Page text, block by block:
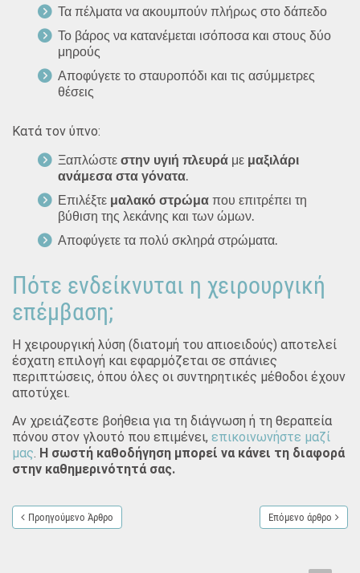
Τα πέλματα να ακουμπούν πλήρως στο δάπεδο
Το βάρος να κατανέμεται ισόποσα και στους δύο
μηρούς
Αποφύγετε το σταυροπόδι και τις ασύμμετρες
θέσεις
Κατά τον ύπνο:
Ξαπλώστε στην υγιή πλευρά με μαξιλάρι
ανάμεσα στα γόνατα.
Επιλέξτε μαλακό στρώμα που επιτρέπει τη
βύθιση της λεκάνης και των ώμων.
Αποφύγετε τα πολύ σκληρά στρώματα.
Πότε ενδείκνυται η χειρουργική
επέμβαση;
Η χειρουργική λύση (διατομή του απιοειδούς) αποτελεί
έσχατη επιλογή και εφαρμόζεται σε σπάνιες
περιπτώσεις, όπου όλες οι συντηρητικές μέθοδοι έχουν
αποτύχει.
Αν χρειάζεστε βοήθεια για τη διάγνωση ή τη θεραπεία
πόνου στον γλουτό που επιμένει, επικοινωνήστε μαζί
μας. Η σωστή καθοδήγηση μπορεί να κάνει τη διαφορά
στην καθημερινότητά σας.
Προηγούμενο Άρθρο Επόμενο άρθρο